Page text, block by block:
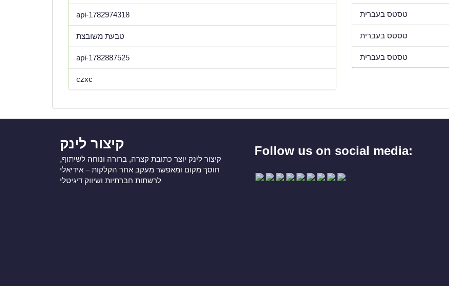
api-1782974318
טבעת משובצת
api-1782887525
czxc
טסטס בעברית
טסטס בעברית
טסטס בעברית
קיצור לינק
קיצור לינק יוצר כתובת קצרה, ברורה ונוחה לשיתוף,
חוסך מקום ומאפשר מעקב אחר הקלקות – אידיאלי
לרשתות חברתיות ושיווק דיגיטלי
Follow us on social media: